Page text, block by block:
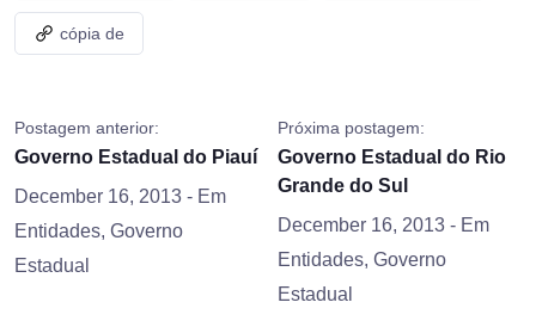
cópia de
Postagem anterior:
Governo Estadual do Piauí
December 16, 2013 - Em
Entidades, Governo
Estadual
Próxima postagem:
Governo Estadual do Rio
Grande do Sul
December 16, 2013 - Em
Entidades, Governo
Estadual